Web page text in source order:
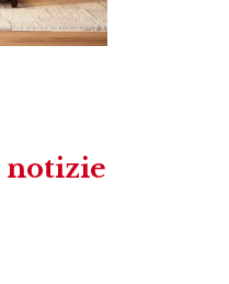
notizie